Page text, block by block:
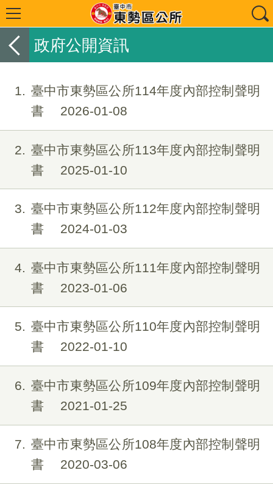
政府公開資訊
1
臺中市東勢區公所114年度內部控制聲明
書
2026-01-08
2
臺中市東勢區公所113年度內部控制聲明
書
2025-01-10
3
臺中市東勢區公所112年度內部控制聲明
書
2024-01-03
4
臺中市東勢區公所111年度內部控制聲明
書
2023-01-06
5
臺中市東勢區公所110年度內部控制聲明
書
2022-01-10
6
臺中市東勢區公所109年度內部控制聲明
書
2021-01-25
7
臺中市東勢區公所108年度內部控制聲明
書
2020-03-06